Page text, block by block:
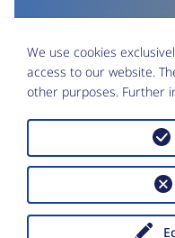
Data Protection
Accessibility
Copyright ©
We use cookies
access to our website.
other purposes. Further